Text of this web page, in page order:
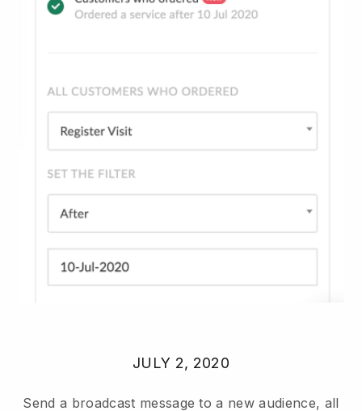
JULY 2, 2020
Send a broadcast message to a new audience, all